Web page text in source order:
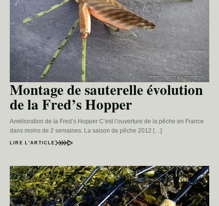
Montage de sauterelle évolution
de la Fred’s Hopper
Amélioration de la Fred’s Hopper C’est l’ouverture de la pêche en France
dans moins de 2 semaines. La saison de pêche 2012 […]
LIRE L’ARTICLE